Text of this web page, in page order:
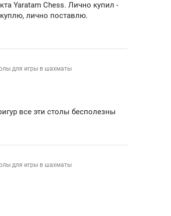
Yaratam Chess. Лично купил -
лично поставлю.
для игры в шахматы
все эти столы бесполезны
для игры в шахматы
и Face
будет
Рекомендуем
антихрупких команд